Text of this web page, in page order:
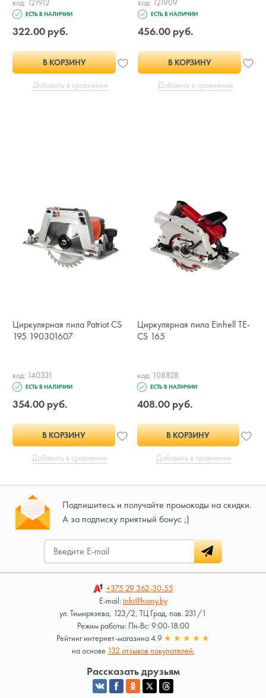
код: 121912
ЕСТЬ В НАЛИЧИИ
322.00 руб.
В КОРЗИНУ
Добавить в сравнение
код: 121909
ЕСТЬ В НАЛИЧИИ
456.00 руб.
В КОРЗИНУ
Добавить в сравнение
Циркулярная пила Patriot CS
195 190301607
код: 140331
ЕСТЬ В НАЛИЧИИ
354.00 руб.
В КОРЗИНУ
Добавить в сравнение
Циркулярная пила Einhell TE-
CS 165
код: 108828
ЕСТЬ В НАЛИЧИИ
408.00 руб.
В КОРЗИНУ
Добавить в сравнение
Подпишитесь и получайте промокоды на скидки.
А за подписку приятный бонус ;)
+375 29362-30-55
E-mail:info@homy.by
ул. Тимирязева, 123/2, ТЦ Град, пав. 231/1
Режим работы: Пн-Вс: 9:00-18:00
Рейтинг интернет-магазина 4.9 ★ ★ ★ ★ ★
на основе 132 отзывов покупателей.
Рассказать друзьям